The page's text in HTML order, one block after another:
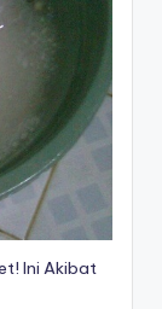
Ini Akibat